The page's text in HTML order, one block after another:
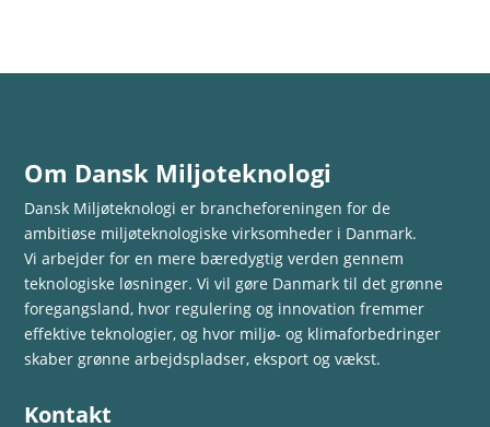
Om Dansk Miljoteknologi
Dansk Miljøteknologi er brancheforeningen for de
ambitiøse miljøteknologiske virksomheder i Danmark.
Vi arbejder for en mere bæredygtig verden gennem
teknologiske løsninger. Vi vil gøre Danmark til det grønne
foregangsland, hvor regulering og innovation fremmer
effektive teknologier, og hvor miljø- og klimaforbedringer
skaber grønne arbejdspladser, eksport og vækst.
Kontakt